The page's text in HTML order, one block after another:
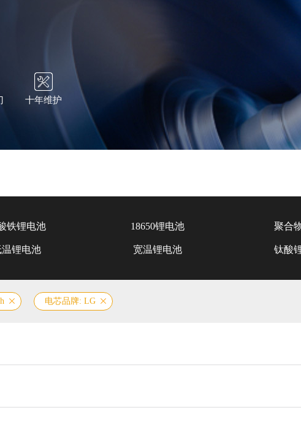
十年维护
铁锂电池 18650锂电池 聚合
温锂电池 宽温锂电池 钛酸
电芯品牌: LG